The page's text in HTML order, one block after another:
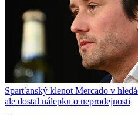
Sparťanský klenot Mercado v
ale dostal nálepku o neprodejnosti